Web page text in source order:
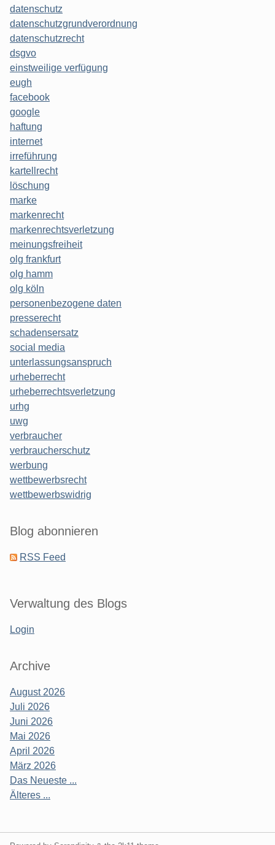
datenschutz
datenschutzgrundverordnung
datenschutzrecht
dsgvo
einstweilige verfügung
eugh
facebook
google
haftung
internet
irreführung
kartellrecht
löschung
marke
markenrecht
markenrechtsverletzung
meinungsfreiheit
olg frankfurt
olg hamm
olg köln
personenbezogene daten
presserecht
schadensersatz
social media
unterlassungsanspruch
urheberrecht
urheberrechtsverletzung
urhg
uwg
verbraucher
verbraucherschutz
werbung
wettbewerbsrecht
wettbewerbswidrig
Blog abonnieren
RSS Feed
Verwaltung des Blogs
Login
Archive
August 2026
Juli 2026
Juni 2026
Mai 2026
April 2026
März 2026
Das Neueste ...
Älteres ...